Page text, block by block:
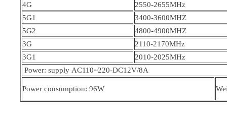
4G
2550-2655MHz
5G1
3400-3600MHZ
5G2
4800-4900MHZ
3G
2110-2170MHz
3G1
2010-2025MHz
Power: supply AC110~220-DC12V/8A
Power consumption: 96W